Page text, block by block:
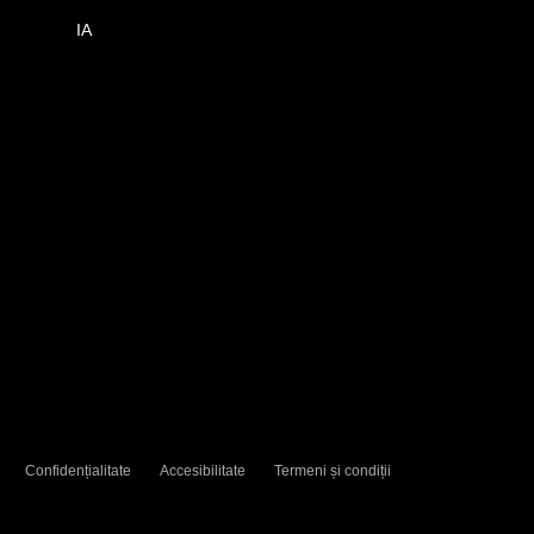
IA
Confidențialitate Accesibilitate Termeni și condiții